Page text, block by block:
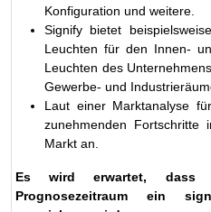
Konfiguration und weitere.
Signify bietet
Leuchten für den Innen-
Leuchten des
Gewerbe- und
Laut einer Marktanalyse
zunehmenden Fortschritte
Markt an.
Es wird erwartet, dass
Prognosezeitraum ein